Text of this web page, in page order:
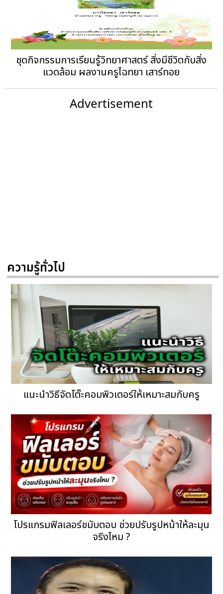
ชุดกิจกรรมการเรียนรู้วิทยาศาสตร์ สิ่งมีชีวิตกับสิ่ง
แวดล้อม ผลงานครูไฉทยา เสาร์ทอย
Advertisement
ความรู้ทั่วไป
แนะนำวิธีจัดโต๊ะคอมพิวเตอร์ให้เหมาะสมกับครู
โปรแกรมฟิลเลอร์ขมับตอบ ช่วยปรับรูปหน้าให้ละมุน
จริงไหม ?